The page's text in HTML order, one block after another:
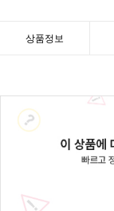
상품정보